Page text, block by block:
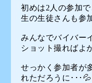
初めは2人の参加
生の生徒さんも参
みんなでバイバー
ショット撮ればよ
せっかく参加者が
れただろうに･･･💦